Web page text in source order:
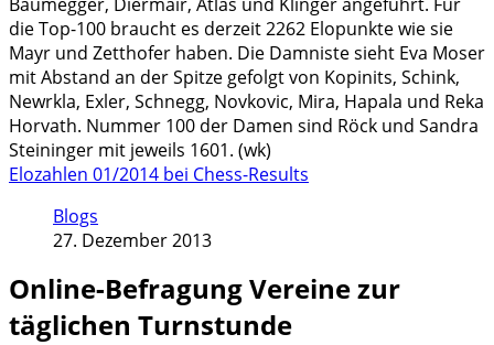
die Top-100 braucht es derzeit 2262 Elopunkte wie sie
Mayr und Zetthofer haben. Die Damniste sieht Eva Moser
mit Abstand an der Spitze gefolgt von Kopinits, Schink,
Newrkla, Exler, Schnegg, Novkovic, Mira, Hapala und Reka
Horvath. Nummer 100 der Damen sind Röck und Sandra
Steininger mit jeweils 1601. (wk)
Elozahlen 01/2014 bei Chess-Results
Blogs
27. Dezember 2013
Online-Befragung Vereine zur
täglichen Turnstunde